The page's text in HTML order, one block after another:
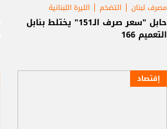
مصرف لبنان التضخم الليرة اللبنانية
حابل "سعر صرف الـ151" يختلط بنابل
التعميم 166
إقتصاد